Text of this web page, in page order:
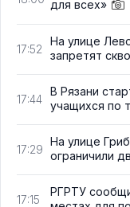
для всех»
17:52
На улице
запретят
17:44
В Рязани
учащихся по
17:29
На улице
ограничили
17:15
РГРТУ